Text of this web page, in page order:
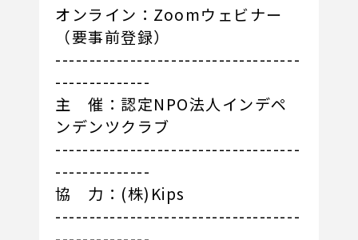
オンライン：Zoomウェビナー
（要事前登録）
------------------------------------
--------------
主 催：認定NPO法人インデペ
ンデンツクラブ
------------------------------------
--------------
協 力：(株)Kips
------------------------------------